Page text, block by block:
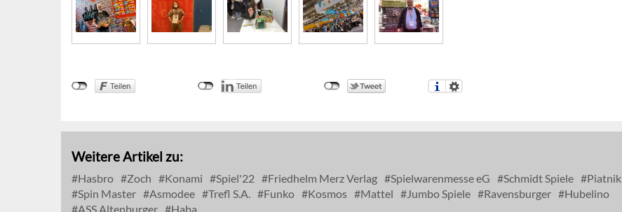
Weitere Artikel zu:
Hasbro Zoch Konami Spiel'22 Friedhelm Merz Verlag Spielwarenmesse eG Schmidt Spiele
Piatnik
Spin Master
Asmodee Trefl S.A. Funko Kosmos Mattel Jumbo Spiele Ravensburger
Hubelino
ASS Altenburger
Haba